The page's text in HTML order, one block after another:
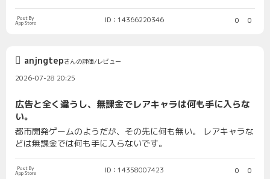
Post By
App Store ID：14366220346 0 0
anjngtepさんの評価/レビュー
2026-07-28 20:25
広告と全く違うし、無課金でレアキャラは何も手に入らな
い。
都市開発ゲームのようだが、その先に何も無い。 レアキャラな
どは無課金では何も手に入らないです。
Post By
App Store ID：14358007423 0 0